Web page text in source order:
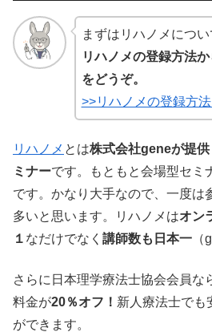
まずはリハノメにつ
リハノメの登録方法
をどうぞ。
>>リハノメの登録方
リハノメ とは株式会社geneが提
ミナーです。もともと会場型セミ
です。かなり大手なので、一度は
多いと思います。リハノメはオン
１ なだけでなく 講師数も日本一 （
さらに日本理学療法士協会会員な
料金が20％オフ！ 新人療法士でも
ができます。